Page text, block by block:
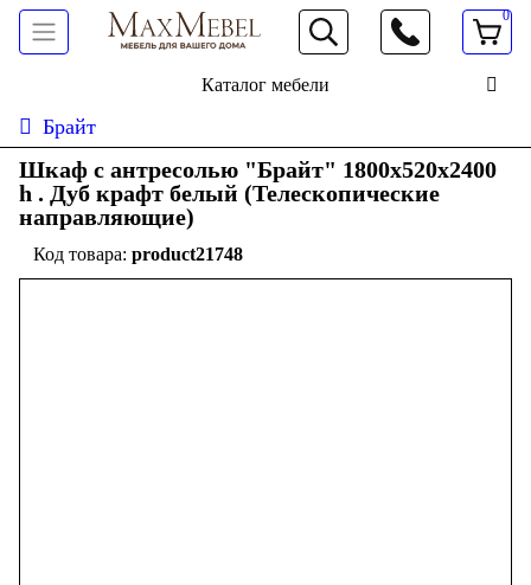
066 472 19 61
0
Каталог мебели
Брайт
Шкаф с антресолью "Брайт" 1800х520х2400
h . Дуб крафт белый (Телескопические
направляющие)
product21748